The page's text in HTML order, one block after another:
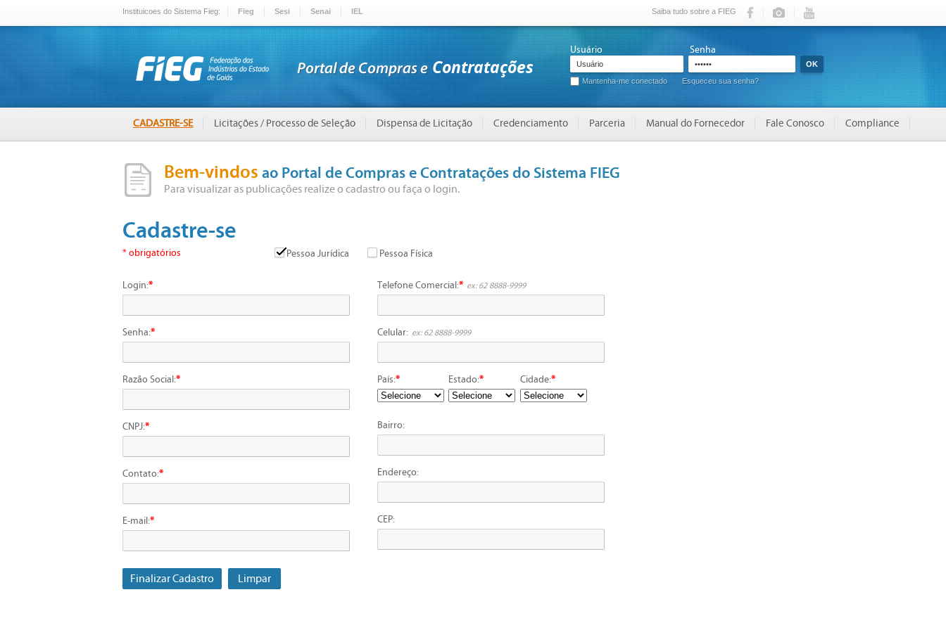
Instituicoes do Sistema Fieg: Fieg Sesi Senai IEL Saiba tudo sobre a FIEG
Usuário Senha
Mantenha-me conectado Esqueceu sua senha?
CADASTRE-SE Licitações / Processo de Seleção Dispensa de Licitação Credenciamento Parceria Manual do Fornecedor Fale Conosco Compliance
Bem-vindos ao Portal de Compras e Contratações do Sistema FIEG
Para visualizar as publicações realize o cadastro ou faça o login.
Cadastre-se
* obrigatórios Pessoa Jurídica Pessoa Física
Login:*
Senha:*
Razão Social:*
CNPJ:*
Contato:*
E-mail:*
Telefone Comercial:* ex: 62 8888-9999
Celular: ex: 62 8888-9999
País:* Estado:* Cidade:*
Bairro:
Endereço:
CEP: